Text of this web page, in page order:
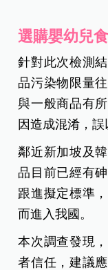
選購嬰幼兒
針對此次檢測
品污染物限量
與一般商品有
因造成混淆，誤
鄰近新加坡及
品目前已經有
跟進擬定標準
而進入我國。
本次調查發現
者信任，建議